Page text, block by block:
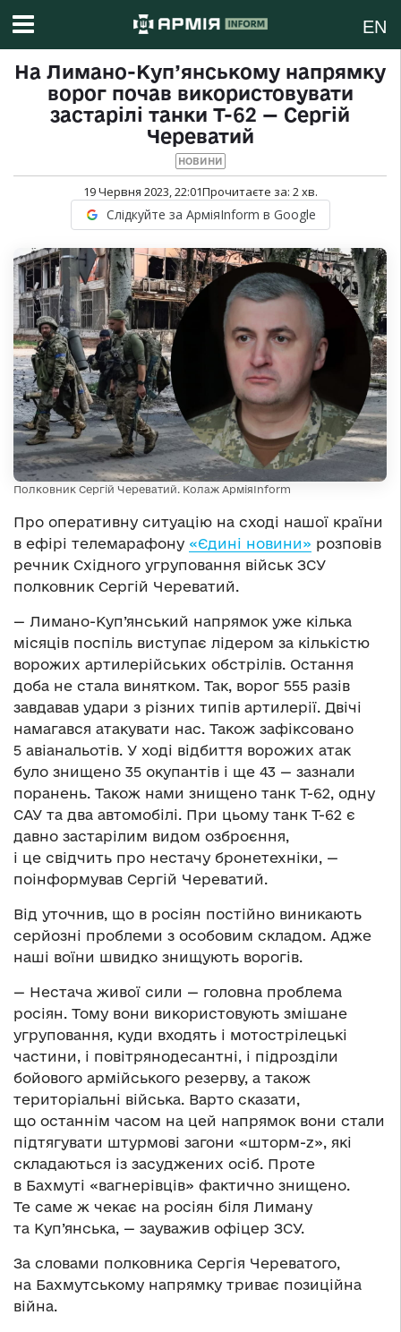
EN
На Лимано-Куп’янському напрямку
ворог почав використовувати
застарілі танки Т-62 — Сергій
Череватий
НОВИНИ
19 Червня 2023, 22:01Прочитаєте за: 2хв.
Слідкуйте за АрміяInform в Google
Полковник Сергій Череватий. Колаж АрміяInform
Про оперативну ситуацію на сході нашої країни
в ефірі телемарафону «Єдині новини» розповів
речник Східного угруповання військ ЗСУ
полковник Сергій Череватий.
— Лимано-Куп’янський напрямок уже кілька
місяців поспіль виступає лідером за кількістю
ворожих артилерійських обстрілів. Остання
доба не стала винятком. Так, ворог 555 разів
завдавав удари з різних типів артилерії. Двічі
намагався атакувати нас. Також зафіксовано
5 авіанальотів. У ході відбиття ворожих атак
було знищено 35 окупантів і ще 43 — зазнали
поранень. Також нами знищено танк Т-62, одну
САУ та два автомобілі. При цьому танк Т-62 є
давно застарілим видом озброєння,
і це свідчить про нестачу бронетехніки, —
поінформував Сергій Череватий.
Від уточнив, що в росіян постійно виникають
серйозні проблеми з особовим складом. Адже
наші воїни швидко знищують ворогів.
— Нестача живої сили — головна проблема
росіян. Тому вони використовують змішане
угруповання, куди входять і мотострілецькі
частини, і повітрянодесантні, і підрозділи
бойового армійського резерву, а також
територіальні війська. Варто сказати,
що останнім часом на цей напрямок вони стали
підтягувати штурмові загони «шторм-z», які
складаються із засуджених осіб. Проте
в Бахмуті «вагнерівців» фактично знищено.
Те саме ж чекає на росіян біля Лиману
та Куп’янська, — зауважив офіцер ЗСУ.
За словами полковника Сергія Череватого,
на Бахмутському напрямку триває позиційна
війна.